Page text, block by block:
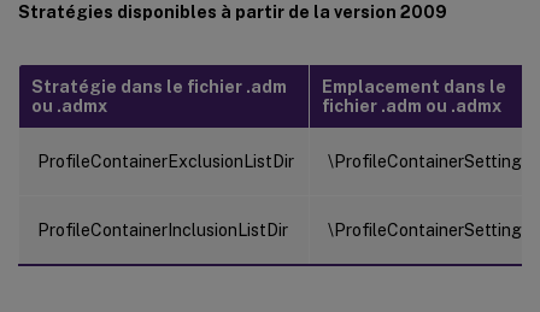
Stratégies disponibles à partir de la version 2009
Stratégie dans le fichier .adm
ou .admx
Emplacement dans le
fichier .adm ou .admx
ProfileContainerExclusionListDir \ProfileContainerSettings
ProfileContainerInclusionListDir \ProfileContainerSettings